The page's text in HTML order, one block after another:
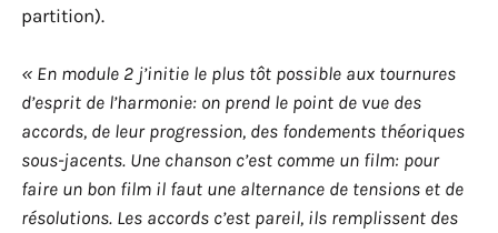
partition).
« En module 2 j’initie le plus tôt possible aux tournures
d’esprit de l’harmonie: on prend le point de vue des
accords, de leur progression, des fondements théoriques
sous-jacents. Une chanson c’est comme un film: pour
faire un bon film il faut une alternance de tensions et de
résolutions. Les accords c’est pareil, ils remplissent des